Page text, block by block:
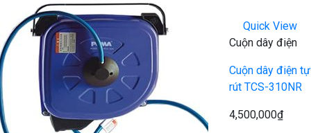
Quick View
Cuộn dây điện
Cuộn dây điện tự
rút TCS-310NR
4,500,000₫